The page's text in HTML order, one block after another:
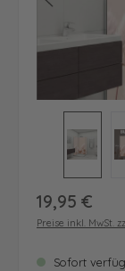
Regulärer Preis:
19,95 €
Preise inkl. MwSt.
Sofort